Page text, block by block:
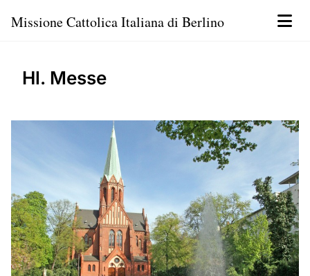
Missione Cattolica Italiana di Berlino
Hl. Messe